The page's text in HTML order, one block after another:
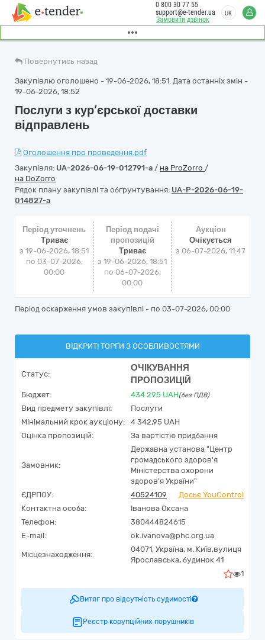
Замовити дзвінок
0 800 30 77 55
support@e-tender.ua
UK
Повернутись назад
Закупівлю оголошено - 19-06-2026, 18:51. Дата останніх змін -
19-06-2026, 18:52
Послуги з кур’єрської доставки
відправлень
Оголошення про проведення.pdf
Закупівля: UA-2026-06-19-012791-a / на ProZorro /
на DoZorro
Рядок плану закупівлі та обґрунтування: UA-P-2026-06-19-
014827-a
Період уточнень
Триває
з 19-06-2026, 18:51
по 03-07-2026,
00:00
Період подачі
пропозицій
Триває
з 19-06-2026, 18:51
по 06-07-2026,
00:00
Аукціон
Очікується
з 06-07-2026, 11:47
Період оскарження умов закупівлі - по 03-07-2026, 00:00
ВІДКРИТІ ТОРГИ З ОСОБЛИВОСТЯМИ
Статус:
ОЧІКУВАННЯ
ПРОПОЗИЦІЙ
Бюджет: 434 295 UAH(без ПДВ)
Вид предмету закупівлі:
Послуги
Мінімальний крок аукціону:
4 342,95 UAH
Оцінка пропозицій:
За вартістю придбання
Замовник:
Державна установа "Центр
громадського здоров'я
Міністерства охорони
здоров'я України"
ЄДРПОУ:
40524109
Досьє YouControl
Контактна особа:
Іванова Оксана
Телефон:
380444824615
E-mail:
ok.ivanova@phc.org.ua
Місцезнаходження:
04071, Україна, м. Київ,вулиця
Ярославська, будинок 41
1
Витяг про відсутність судимості
Реєстр корупційних порушників